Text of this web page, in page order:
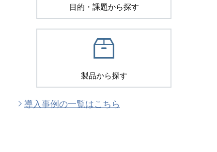
目的・課題から探す
製品から探す
導入事例の一覧はこちら